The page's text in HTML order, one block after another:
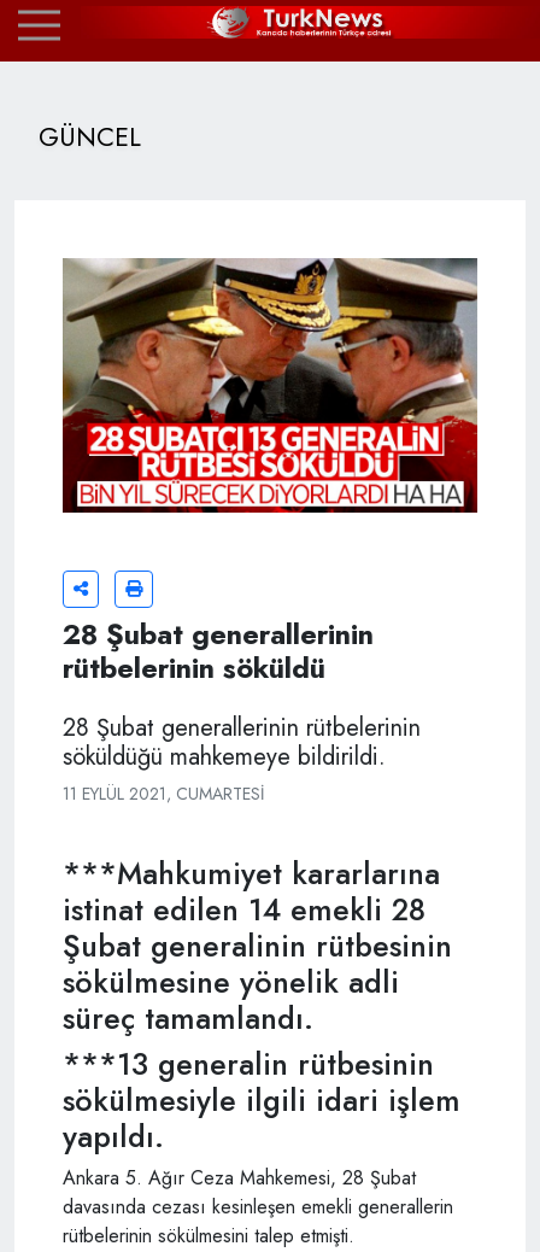
GÜNCEL
28 Şubat generallerinin
rütbelerinin söküldü
28 Şubat generallerinin rütbelerinin
söküldüğü mahkemeye bildirildi.
11 EYLÜL 2021, CUMARTESI
***Mahkumiyet kararlarına
istinat edilen 14 emekli 28
Şubat generalinin rütbesinin
sökülmesine yönelik adli
süreç tamamlandı.
***13 generalin rütbesinin
sökülmesiyle ilgili idari işlem
yapıldı.
Ankara 5. Ağır Ceza Mahkemesi, 28 Şubat
davasında cezası kesinleşen emekli generallerin
rütbelerinin sökülmesini talep etmişti.